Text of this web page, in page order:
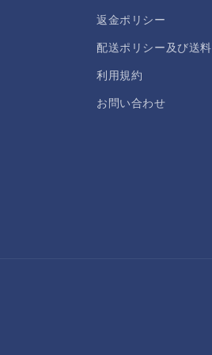
返金ポリシー
配送ポリシー及び送料
利用規約
お問い合わせ